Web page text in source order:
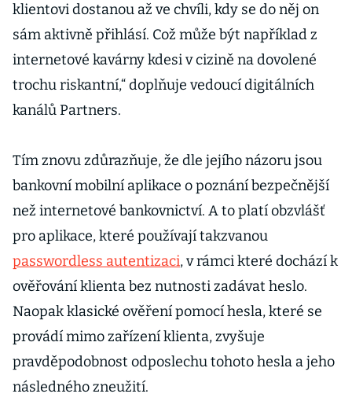
klientovi dostanou až ve chvíli, kdy se do něj on
sám aktivně přihlásí. Což může být například z
internetové kavárny kdesi v cizině na dovolené
trochu riskantní,“ doplňuje vedoucí digitálních
kanálů Partners.
Tím znovu zdůrazňuje, že dle jejího názoru jsou
bankovní mobilní aplikace o poznání bezpečnější
než internetové bankovnictví. A to platí obzvlášť
pro aplikace, které používají takzvanou
passwordless autentizaci, v rámci které dochází k
ověřování klienta bez nutnosti zadávat heslo.
Naopak klasické ověření pomocí hesla, které se
provádí mimo zařízení klienta, zvyšuje
pravděpodobnost odposlechu tohoto hesla a jeho
následného zneužití.